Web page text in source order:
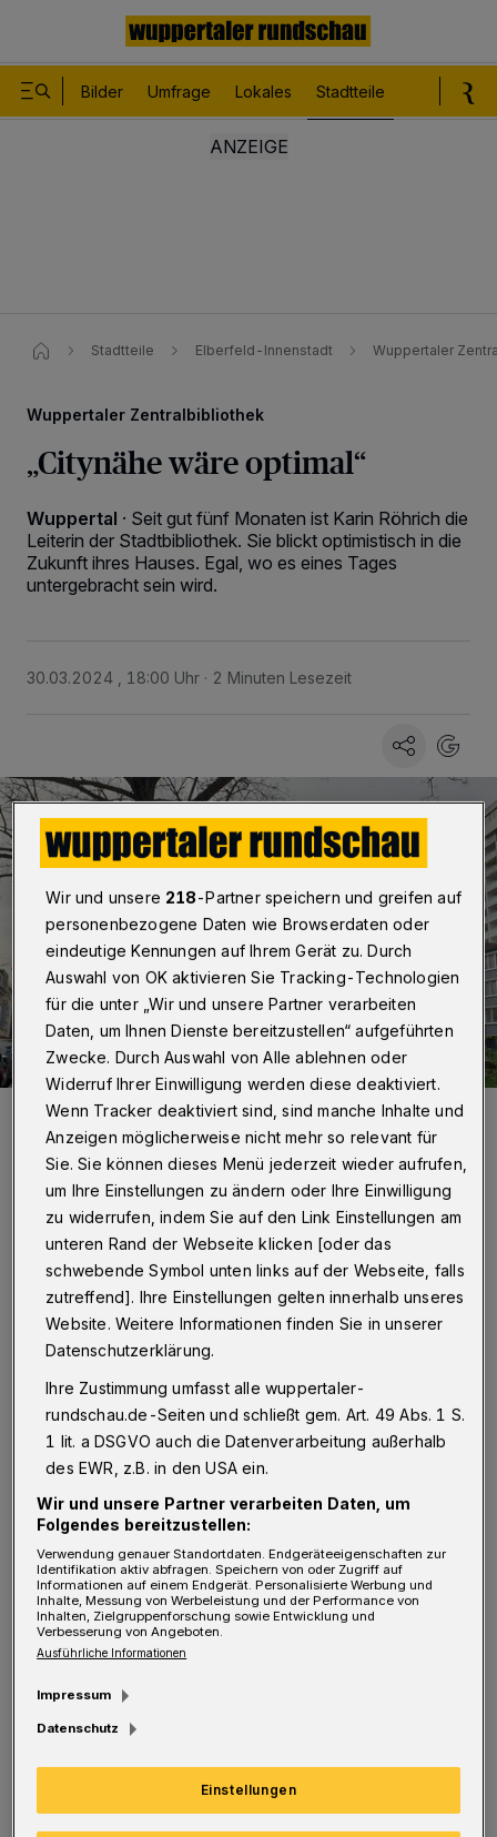
Bilder Umfrage Lokales Stadtteile
Stadtteile Elberfeld-Innenstadt Wuppertaler
Wuppertaler Zentralbibliothek
„Citynähe wäre optimal“
Wuppertal · Seit gut fünf Monaten ist Karin Röhrich die
Leiterin der Stadtbibliothek. Sie blickt optimistisch in die
Zukunft ihres Hauses. Egal, wo es eines Tages
untergebracht sein wird.
30.03.2024 , 18:00 Uhr 2 Minuten Lesezeit
Das historische Gebäude der Stadtbibliothek an der Kolpingstraße.
Standort für das Stadtarchiv sein. Für diese Nutzung gilt das Haus
unter Experten als ideal.
Foto: Wuppertaler Rundschau
Von Stefan Seitz
„Bibliotheken beleben Innenstädte“ – davon
ist Karin Röhrich überzeugt. „Und überall, wo
Menschenströme sind, kann man gegenseitig
profitieren“, sagt die Frau, die zuvor
Pressechefin der Junior Uni und dann
Referentin für außerschulische Bildung und
Kultur im OB-Büro gewesen ist.
Nun setzt sie zusammen mit 70
Mitarbeiterinnen und Mitarbeitern an der
Kolpingstraße sowie in den
Angebot, das weit übers klassische Bücher-
Ausleihen hinausgeht. Und auf immer wieder
Wir und unsere 218-Partner speichern und greifen auf
personenbezogene Daten wie Browserdaten oder
eindeutige Kennungen auf Ihrem Gerät zu. Durch
Auswahl von OK aktivieren Sie Tracking-Technologien
für die unter „Wir und unsere Partner verarbeiten
Daten, um Ihnen Dienste bereitzustellen“ aufgeführten
Zwecke. Durch Auswahl von Alle ablehnen oder
Widerruf Ihrer Einwilligung werden diese deaktiviert.
Wenn Tracker deaktiviert sind, sind manche Inhalte und
Anzeigen möglicherweise nicht mehr so relevant für
Sie. Sie können dieses Menü jederzeit wieder aufrufen,
um Ihre Einstellungen zu ändern oder Ihre Einwilligung
zu widerrufen, indem Sie auf den Link Einstellungen am
unteren Rand der Webseite klicken [oder das
schwebende Symbol unten links auf der Webseite, falls
zutreffend]. Ihre Einstellungen gelten innerhalb unseres
Website. Weitere Informationen finden Sie in unserer
Datenschutzerklärung.
Ihre Zustimmung umfasst alle wuppertaler-
rundschau.de-Seiten und schließt gem. Art. 49 Abs. 1 S.
1 lit. a DSGVO auch die Datenverarbeitung außerhalb
des EWR, z.B. in den USA ein.
Wir und unsere Partner verarbeiten Daten, um
Folgendes bereitzustellen:
Verwendung genauer Standortdaten. Endgeräteeigenschaften zur
Identifikation aktiv abfragen. Speichern von oder Zugriff auf
Informationen auf einem Endgerät. Personalisierte Werbung und
Inhalte, Messung von Werbeleistung und der Performance von
Inhalten, Zielgruppenforschung sowie Entwicklung und
Verbesserung von Angeboten.
Ausführliche Informationen
Impressum
Datenschutz
Einstellungen